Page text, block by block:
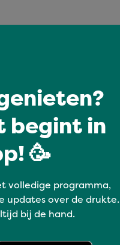
begint in
🥳
volledige programma,
updates over de drukte.
bij de hand.